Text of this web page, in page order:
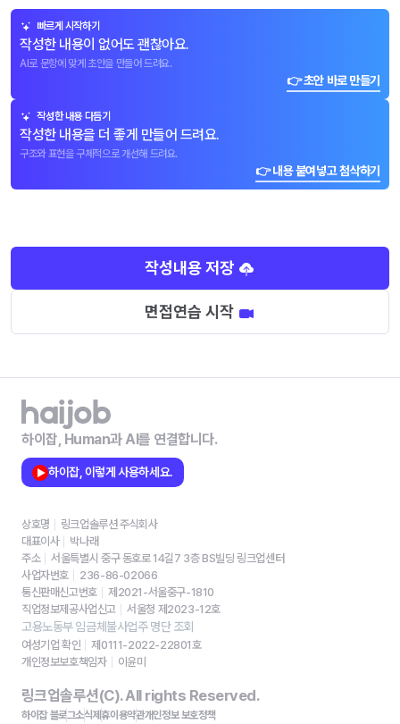
빠르게 시작하기
작성한 내용이 없어도 괜찮아요.
AI로 문항에 맞게 초안을 만들어 드려요.
👉 초안 바로 만들기
작성한 내용 다듬기
작성한 내용을 더 좋게 만들어 드려요.
구조와 표현을 구체적으로 개선해 드려요.
👉 내용 붙여넣고 첨삭하기
작성내용 저장
면접연습 시작
하이잡, Human과 AI를 연결합니다.
하이잡, 이렇게 사용하세요.
상호명
링크업솔루션 주식회사
대표이사
박나래
주소
서울특별시 중구 동호로 14길7 3층 BS빌딩 링크업센터
사업자번호
236-86-02066
통신판매신고번호
제2021-서울중구-1810
직업정보제공사업신고
서울청 제2023-12호
고용노동부 임금체불사업주 명단 조회
여성기업 확인
제0111-2022-22801호
개인정보보호책임자
이윤미
링크업솔루션(C). All rights Reserved.
하이잡 블로그소식제휴이용약관개인정보 보호정책